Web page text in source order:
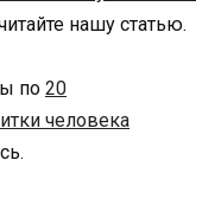
нашу статью.
по 20
человека